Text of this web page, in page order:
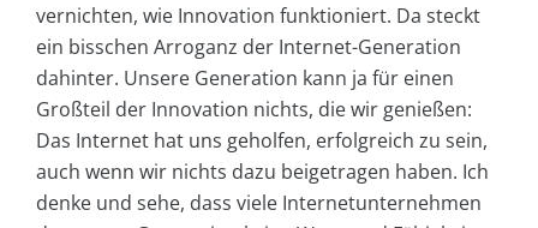
vernichten, wie Innovation funktioniert. Da steckt
ein bisschen Arroganz der Internet-Generation
dahinter. Unsere Generation kann ja für einen
Großteil der Innovation nichts, die wir genießen:
Das Internet hat uns geholfen, erfolgreich zu sein,
auch wenn wir nichts dazu beigetragen haben. Ich
denke und sehe, dass viele Internetunternehmen